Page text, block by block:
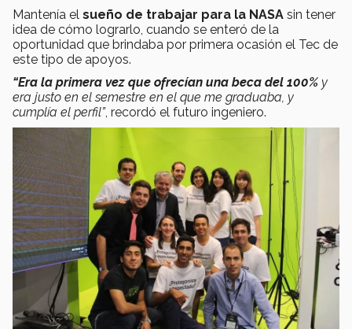
Mantenía el sueño de trabajar para la NASA sin tener
idea de cómo lograrlo, cuando se enteró de la
oportunidad que brindaba por primera ocasión el Tec de
este tipo de apoyos.
“Era la primera vez que ofrecían una beca del 100% y
era justo en el semestre en el que me graduaba, y
cumplía el perfil”, recordó el futuro ingeniero.